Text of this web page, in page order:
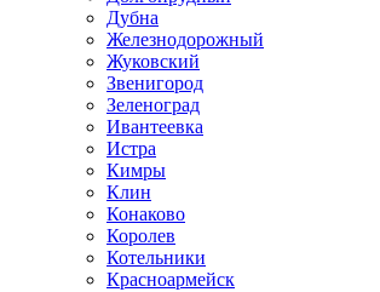
Дубна
Железнодорожный
Жуковский
Звенигород
Зеленоград
Ивантеевка
Истра
Кимры
Клин
Конаково
Королев
Котельники
Красноармейск